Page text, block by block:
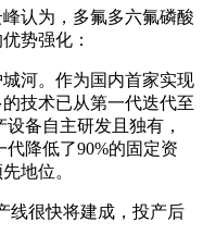
认为，多氟多六氟磷酸
势强化：
河。作为国内首家实现
技术已从第一代迭代至
备自主研发且独有，
降低了90%的固定资
地位。
线很快将建成，投产后